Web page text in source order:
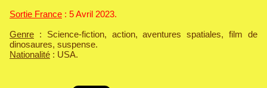
Sortie France : 5 Avril 2023.
Genre : Science-fiction, action, aventures spatiales, film de
dinosaures, suspense.
Nationalité : USA.